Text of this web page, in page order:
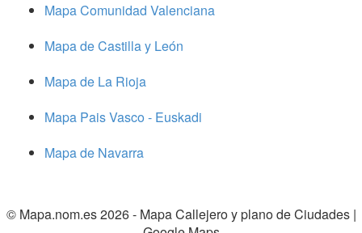
Mapa Comunidad Valenciana
Mapa de Castilla y León
Mapa de La Rioja
Mapa Pais Vasco - Euskadi
Mapa de Navarra
© Mapa.nom.es 2026 - Mapa Callejero y plano de Ciudades|